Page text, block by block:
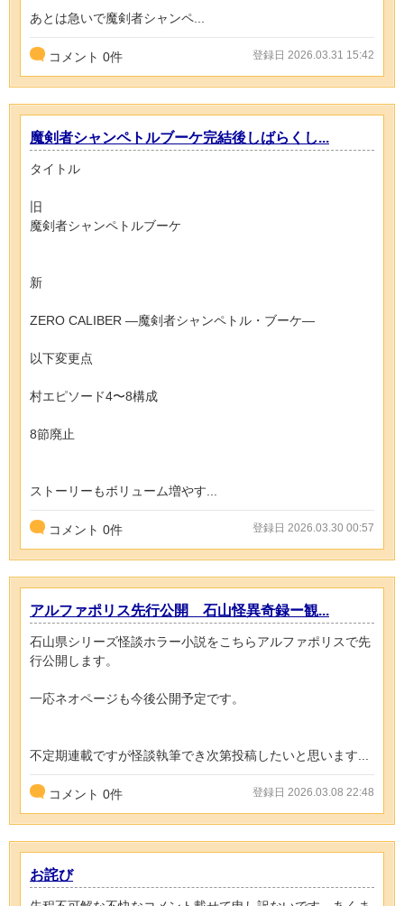
あとは急いで魔剣者シャンペ...
コメント 0件 登録日 2026.03.31 15:42
魔剣者シャンペトルブーケ完結後しばらくし...
タイトル
旧
魔剣者シャンペトルブーケ
新
ZERO CALIBER ―魔剣者シャンペトル・ブーケ―
以下変更点
村エピソード4〜8構成
8節廃止
ストーリーもボリューム増やす...
コメント 0件 登録日 2026.03.30 00:57
アルファポリス先行公開 石山怪異奇録ー観...
石山県シリーズ怪談ホラー小説をこちらアルファポリスで先
行公開します。
一応ネオページも今後公開予定です。
不定期連載ですが怪談執筆でき次第投稿したいと思います...
コメント 0件 登録日 2026.03.08 22:48
お詫び